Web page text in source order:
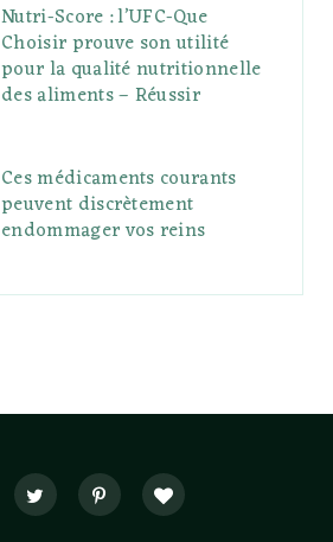
Nutri-Score : l’UFC-Que
Choisir prouve son utilité
pour la qualité nutritionnelle
des aliments – Réussir
Ces médicaments courants
peuvent discrètement
endommager vos reins